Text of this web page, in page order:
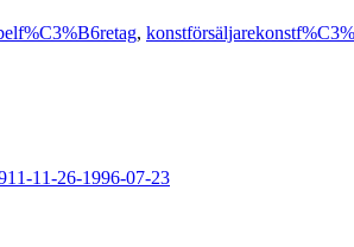
, konstförsäljare
11-26-1996-07-23